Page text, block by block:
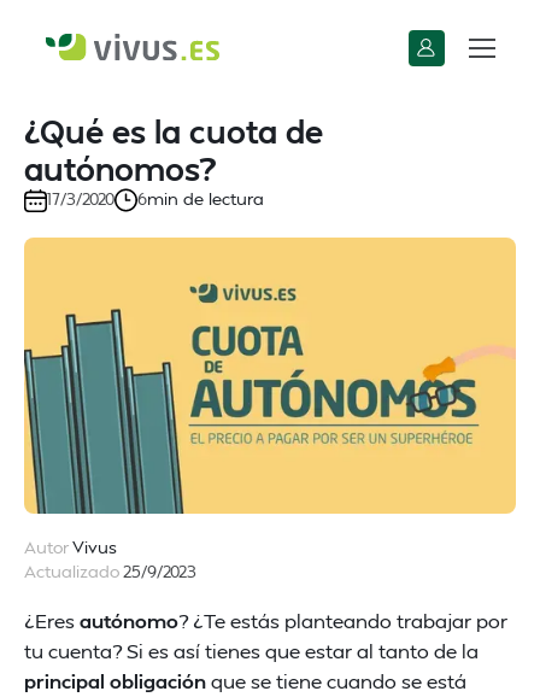
¿Qué es la cuota de
autónomos?
17/3/2020 6min de lectura
AutorVivus
Actualizado25/9/2023
¿Eresautónomo? ¿Te estás planteando trabajar por
tu cuenta? Si es así tienes que estar al tanto de la
principal obligaciónque se tiene cuando se está